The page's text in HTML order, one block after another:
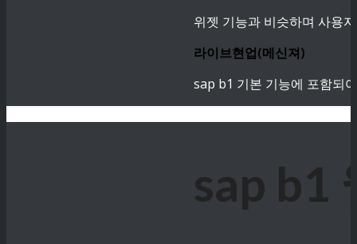
위젯 기능과 비슷하며 사용
라이브현업(메신져)
sap b1 기본 기능에 포함되
sap b1